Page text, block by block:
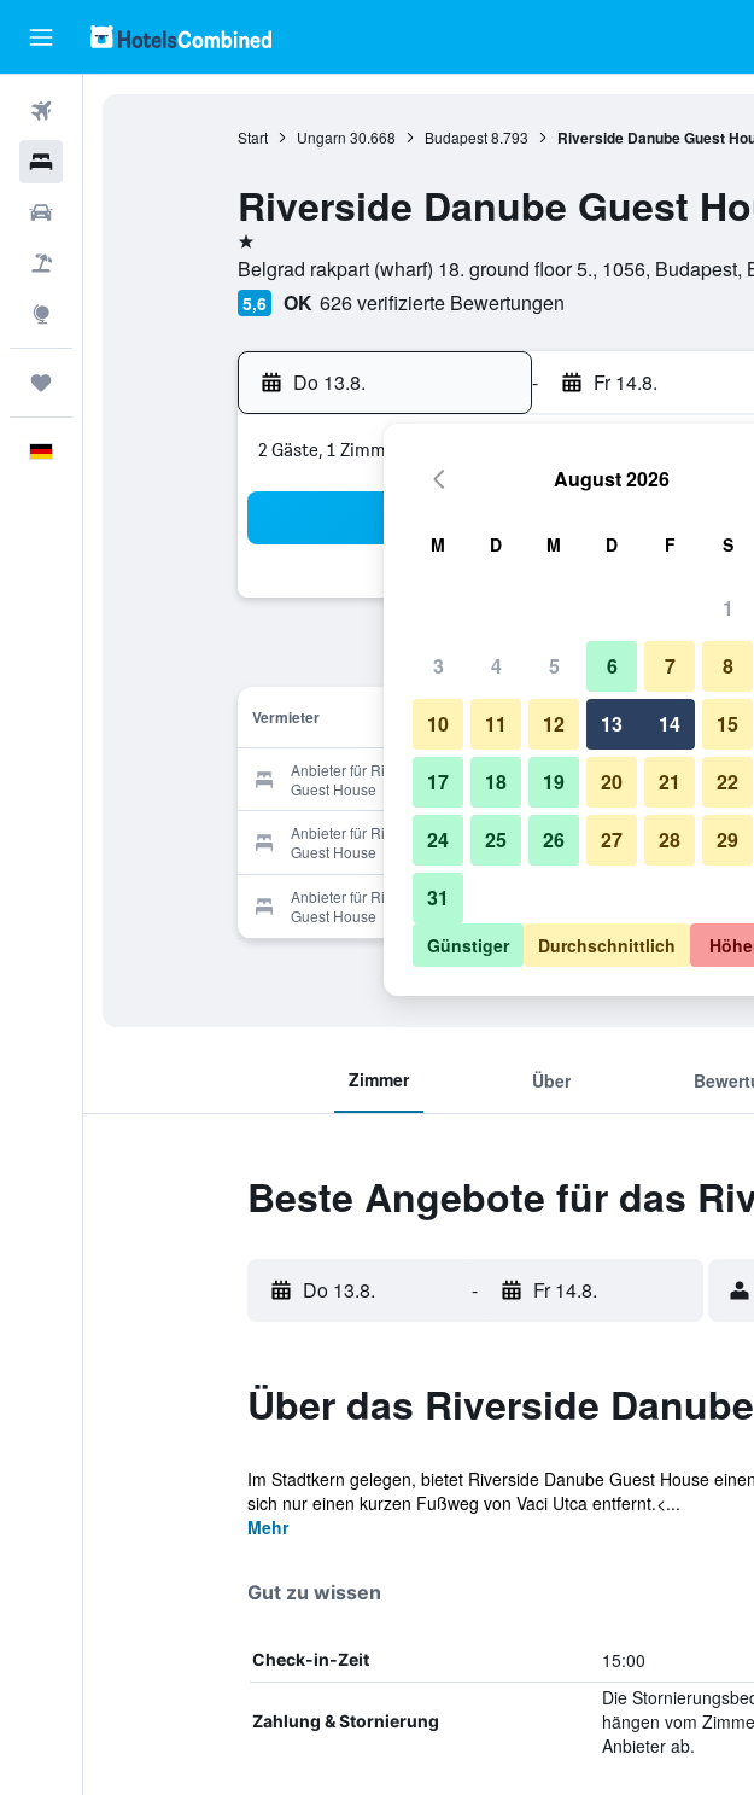
Start Ungarn 30.668 Budapest 8.793 Riverside Danube Guest
Riverside Danube Guest
1 Stern
Belgrad rakpart (wharf) 18. ground floor 5., 1056, Budapest,
5,6 OK 626 verifizierte Bewertungen
Do 13.8. - Fr 14.8.
2 Gäste, 1 Zimmer
Vermieter
Anbieter für Riverside Danube
Guest House
Preise
Anbieter für Riverside Danube
Guest House
Preise
Anbieter für Riverside Danube
Guest House
Zimmer Über
Beste Angebote für das
Do 13.8. - Fr 14.8.
Über das Riverside
Im Stadtkern gelegen, bietet Riverside Danube Guest House
sich nur einen kurzen Fußweg von Vaci Utca entfernt.<...
Mehr
Gut zu wissen
Check-in-Zeit 15:00
Zahlung & Stornierung
Die
hängen vom
Anbieter ab.
August 2026
M D M D F S
1
3 4 5 6 7 8
10 11 12 13 14 15
17 18 19 20 21 22
24 25 26 27 28 29
31
Günstiger Durchschnittlich